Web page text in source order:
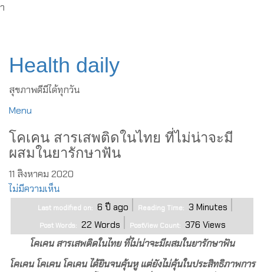
ำ
Health daily
สุขภาพดีมีได้ทุกวัน
Menu
โคเคน สารเสพติดในไทย ที่ไม่น่าจะมี
ผสมในยารักษาฟัน
11 สิงหาคม 2020
ไม่มีความเห็น
Last modified on: 6 ปี ago Reading Time: 3 Minutes
Post Words: 22 Words PostView Count: 376 Views
โคเคน สารเสพติดในไทย ที่ไม่น่าจะมีผสมในยารักษาฟัน
โคเคน โคเคน โคเคน ได้ยินจนคุ้นหู แต่ยังไม่คุ้นในประสิทธิภาพการ